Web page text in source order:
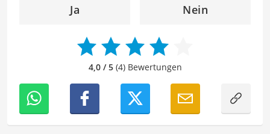
angenehme Leseerfahrung zu bieten. Durch meine
beitragen, dass die Inhalte unserer Redaktion optimal
präsentiert werden und ihre volle Wirkung entfalten.
Ja Nein
4,0 / 5(4) Bewertungen